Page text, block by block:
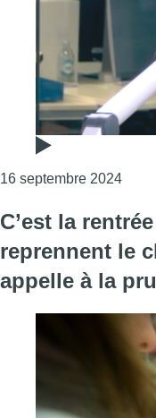
16 septembre 2024
C’est la
reprennent le
appelle à la